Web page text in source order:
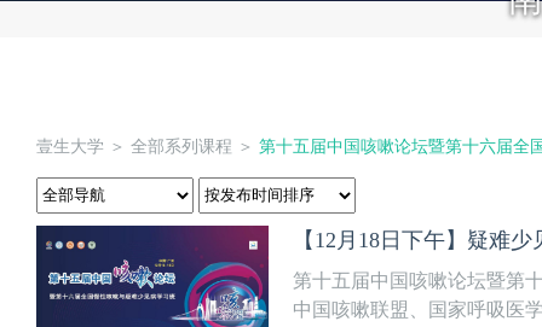
壹生大学 ＞ 全部系列课程 ＞ 第十五届中国咳嗽论坛暨第十六届全
【12月18日下午】疑难
第十五届中国咳嗽论坛暨第
中国咳嗽联盟、国家呼吸医